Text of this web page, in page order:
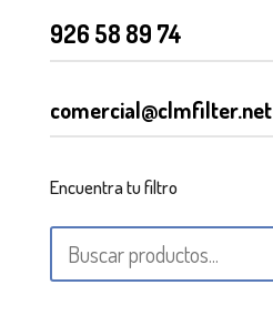
926 58 89 74
comercial@clmfilter.net
Encuentra tu filtro